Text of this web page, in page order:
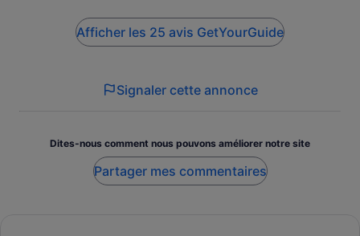
Afficher les 25 avis GetYourGuide
Signaler cette annonce
Dites-nous comment nous pouvons améliorer notre site
Partager mes commentaires